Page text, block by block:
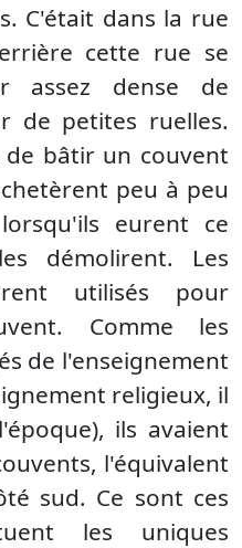
C'était dans la rue
cette rue se
assez dense de
de petites ruelles.
de bâtir un couvent
peu à peu
eurent ce
démolirent. Les
utilisés pour
Comme les
de l'enseignement
religieux, il
ils avaient
l'équivalent
sud. Ce sont ces
les uniques